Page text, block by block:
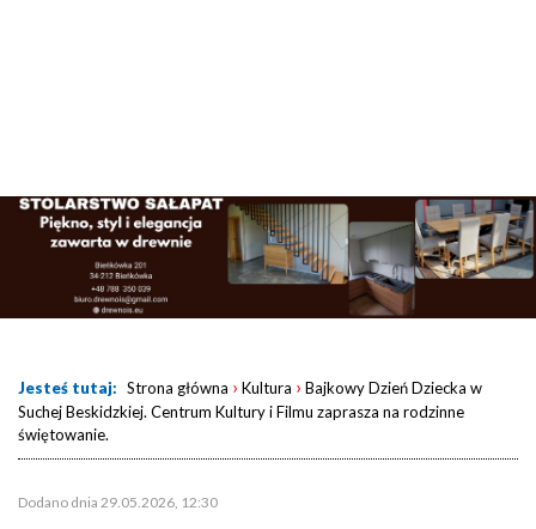
Jesteś tutaj: Strona główna › Kultura › Bajkowy Dzień Dziecka w
Suchej Beskidzkiej. Centrum Kultury i Filmu zaprasza na rodzinne
świętowanie.
Dodano dnia 29.05.2026, 12:30